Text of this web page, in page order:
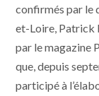
confirmés par le
et-Loire, Patrick
par le magazine
que, depuis
participé à